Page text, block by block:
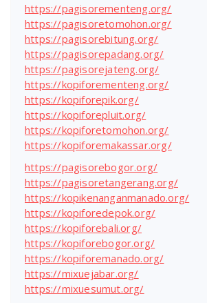
https://pagisorementeng.org/
https://pagisoretomohon.org/
https://pagisorebitung.org/
https://pagisorepadang.org/
https://pagisorejateng.org/
https://kopiforementeng.org/
https://kopiforepik.org/
https://kopiforepluit.org/
https://kopiforetomohon.org/
https://kopiforemakassar.org/
https://pagisorebogor.org/
https://pagisoretangerang.org/
https://kopikenanganmanado.org/
https://kopiforedepok.org/
https://kopiforebali.org/
https://kopiforebogor.org/
https://kopiforemanado.org/
https://mixuejabar.org/
https://mixuesumut.org/